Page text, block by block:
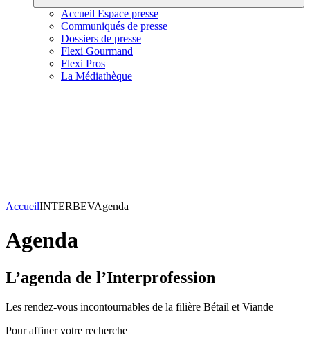
Accueil Espace presse
Communiqués de presse
Dossiers de presse
Flexi Gourmand
Flexi Pros
La Médiathèque
AccueilINTERBEVAgenda
Agenda
L’agenda de l’Interprofession
Les rendez-vous incontournables de la filière Bétail et Viande
Pour affiner votre recherche